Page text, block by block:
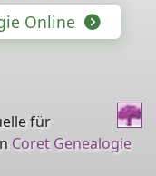
Online
für
Coret Genealogie